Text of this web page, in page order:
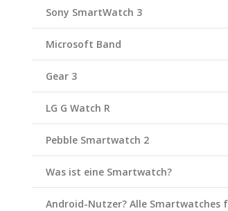
Sony SmartWatch 3
Microsoft Band
Gear 3
LG G Watch R
Pebble Smartwatch 2
Was ist eine Smartwatch?
Android-Nutzer? Alle Smartwatches